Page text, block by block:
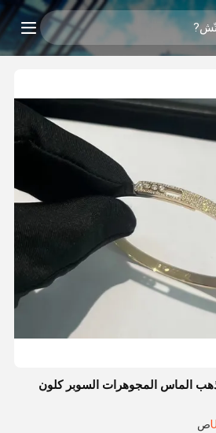
18 كارت الذهب الماس المجوهرات السوبر كلون